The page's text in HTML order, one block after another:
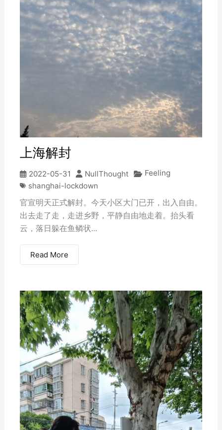
上海解封
2022-05-31 NullThought
Feeling
shanghai-lockdown
官宣明天正式解封。今天小区大门已开，出入自由。
出去走了走，走进乡野，平静自由地走着。抬头看
云，落日躲在鱼鳞状...
Read More